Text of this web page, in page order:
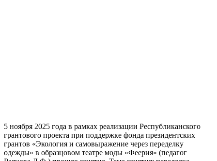
5 ноября 2025 года в рамках реализации Республиканского
грантового проекта при поддержке фонда президентских
грантов «Экология и самовыражение через переделку
одежды» в образцовом театре моды «Феерия» (педагог